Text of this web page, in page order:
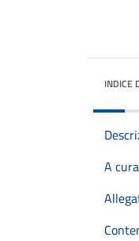
INDICE
A